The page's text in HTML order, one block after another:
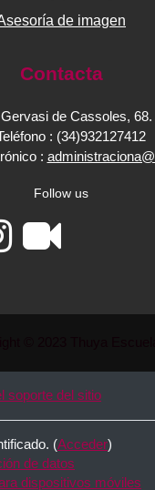
de imagen
Contacta
de Cassoles, 68.
: (34)932127412
:
Follow us
soporte del sitio
(Acceder)
de datos
dispositivos móviles